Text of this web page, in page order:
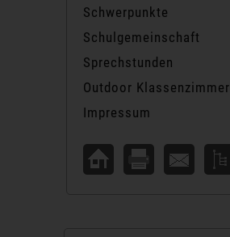
Schwerpunkte
Schulgemeinschaft
Sprechstunden
Outdoor Klassenzimmer
Impressum